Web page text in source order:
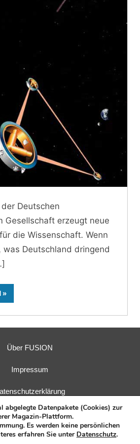
Deutschen
Gesellschaft erzeugt neue
die Wissenschaft. Wenn
Deutschland dringend
Über FUSION
Impressum
Energie-Forum e. V.| Verlag:E.I.R.
abgelegte Datenpakete (Cookies) zur
Magazin-Plattform.
Es werden keine persönlichen
erfahren Sie unter Datenschutz.